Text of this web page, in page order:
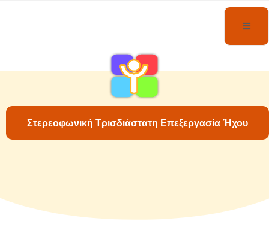
Στερεοφωνική Τρισδιάστατη Επεξεργασία Ήχου